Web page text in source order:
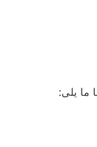
ما يلى: